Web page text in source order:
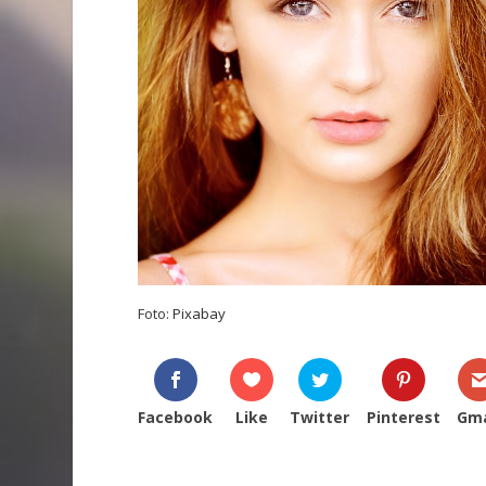
Foto:Pixabay
Facebook Like Twitter Pinterest